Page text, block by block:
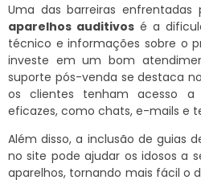
Uma das barreiras enfrentadas
aparelhos auditivos é a
técnico e informações sobre o
investe em um bom
suporte pós-venda se destaca
os clientes tenham acesso a
eficazes, como chats, e-mails e
Além disso, a inclusão de guias
no site pode ajudar os idosos a
aparelhos, tornando mais fácil o